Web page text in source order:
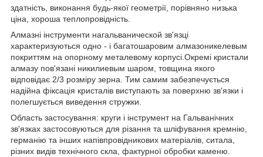
здатність, виконання будь-якої геометрії, порівняно низька
ціна, хороша теплопровідність.
Алмазні інструменти нагальванической зв'язці
характеризуються одно - і багатошаровим алмазоникелевым
покриттям на опорному металевому корпусі.Окремі кристали
алмазу пов'язані никилиевым шаром, товщина якого
відповідає 2/3 розміру зерна. Тим самим забезпечується
надійна фіксація кристалів виступають за поверхню зв'язки і
полегшується виведення стружки.
Область застосування: круги і інструмент на Гальванічних
зв'язках застосовуються для різання та шліфування кремнію,
германію та інших напівпровідникових матеріалів, ситала,
різних видів технічного скла, фактурної обробки каменю.